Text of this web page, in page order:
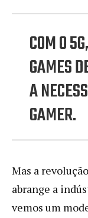
COM O
GAMES
A
GAMER.
Mas a
abrange a
vemos um